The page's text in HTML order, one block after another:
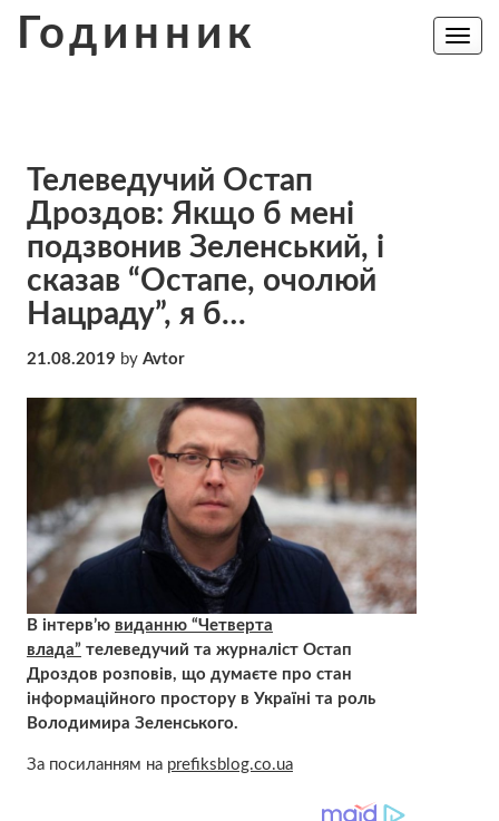
Годинник
Toggle
Телеведучий Остап
Дроздов: Якщо б мені
подзвонив Зеленський, і
сказав “Остапе, очолюй
Нацраду”, я б…
21.08.2019 by Avtor
В інтерв’ю виданню “Четверта
влада”телеведучий та журналіст Остап
Дроздов розповів, що думаєте про стан
інформаційного простору в Україні та роль
Володимира Зеленського.
За посиланням на prefiksblog.co.ua